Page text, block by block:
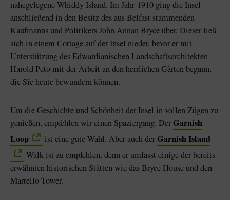
nahegelegene Whiddy Island. Im Jahr 1910 ging die Insel
anschließend in den Besitz des aus Belfast stammenden
Kaufmanns und Politikers John Annan Bryce über. Dieser ließ
sich in einem Cottage auf der Insel nieder, bevor er mit
Unterstützung des Edwardianischen Landschaftsarchitekten
Harold Peto mit der Arbeit an den herrlichen Gärten begann,
die Sie heute bewundern können.
Um die Geschichte und Schönheit der Insel in vollen Zügen zu
genießen, empfehlen wir einen Spaziergang. DerGarnish
Loop
ist eine gute Wahl. Aber auch derGarnish Island
Walk ist zu empfehlen, denn er umfasst einige der bereits
erwähnten historischen Stätten wie das Bryce House und den
Martello Tower.